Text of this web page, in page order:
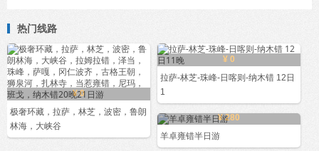
热门线路
¥ 0
极奢环藏，拉萨，林芝，波密，鲁朗
林海，大峡谷
¥ 0
拉萨-林芝-珠峰-日喀则-纳木错 12日
1
¥ 280
羊卓雍错半日游